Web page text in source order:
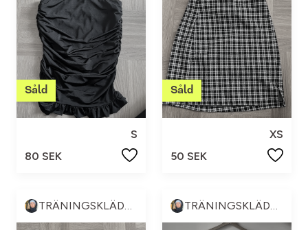
S
80 SEK
XS
50 SEK
TRÄNINGSKLÄDER & ANNAT 💪🏼😍 TRÄNINGSKLÄDER & ANNAT 💪🏼😍